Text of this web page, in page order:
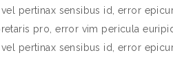
pertinax sensibus id, error
pro, error vim pericula
pertinax sensibus id, error